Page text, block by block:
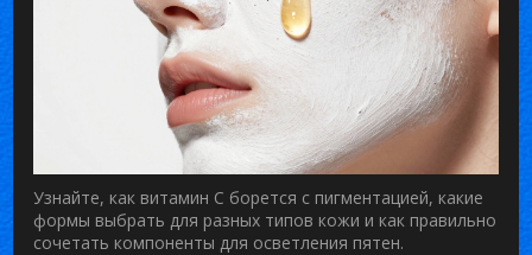
Узнайте, как витамин С борется с пигментацией, какие
формы выбрать для разных типов кожи и как правильно
сочетать компоненты для осветления пятен.